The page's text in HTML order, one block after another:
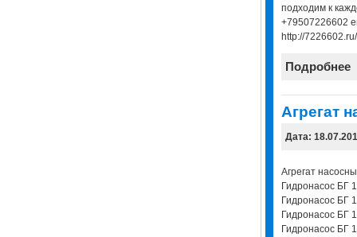
подходим к
+79507226602
http://7226602.ru/
Подробнее
Агрегат
Дата:
Агрегат
Гидронасос БГ
Гидронасос БГ
Гидронасос БГ
Гидронасос БГ